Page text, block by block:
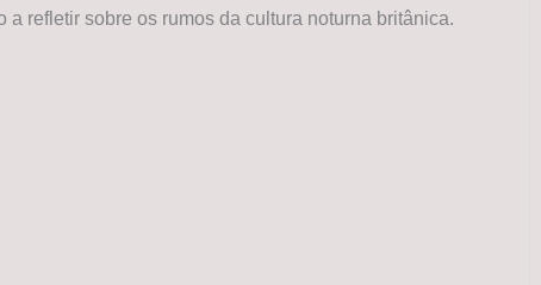
a refletir sobre os rumos da cultura noturna britânica.